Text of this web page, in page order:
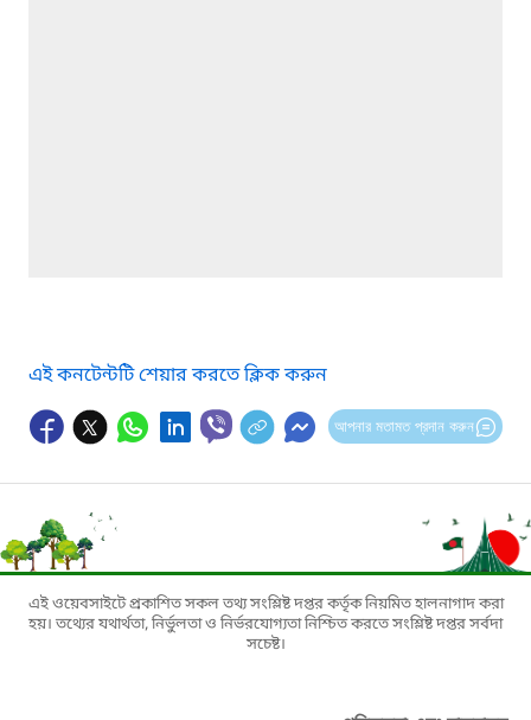
এই কনটেন্টটি শেয়ার করতে ক্লিক করুন
আপনার মতামত প্রদান করুন
এই ওয়েবসাইটে প্রকাশিত সকল তথ্য সংশ্লিষ্ট দপ্তর কর্তৃক নিয়মিত হালনাগাদ করা
হয়। তথ্যের যথার্থতা, নির্ভুলতা ও নির্ভরযোগ্যতা নিশ্চিত করতে সংশ্লিষ্ট দপ্তর সর্বদা
সচেষ্ট।